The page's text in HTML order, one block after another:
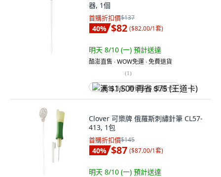
器, 1個
首購折扣價$137
40% $82 ($82.00/1套)
明天 8/10 (一) 預計送達
酷澎直售 ∙ WOW免運 ∙ 免費退貨
(1)
满 $1,500 再省 $75 (王道卡)
Clover 可樂牌 俄羅斯刺繡針筆 CL57-
413, 1包
首購折扣價$145
40% $87 ($87.00/1套)
明天 8/10 (一) 預計送達